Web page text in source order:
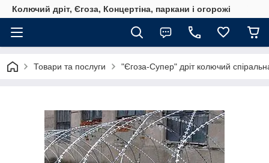
Колючий дріт, Єгоза, Концертіна, паркани і огорожі
Товари та послуги "Єгоза-Супер" дріт колючий